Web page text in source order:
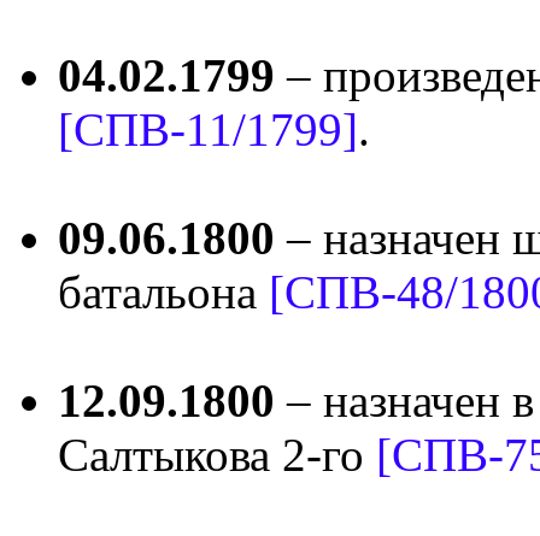
04.02.1799 –
[СПВ-11/1799].
09.06.1800 – назначен
батальона [СПВ-48/
12.09.1800 – назначен
Салтыкова 2-го [СПВ-